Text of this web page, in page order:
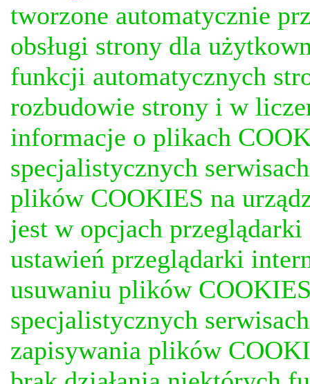
tworzone automatycznie
obsługi strony dla
funkcji automatycznych
rozbudowie strony i w
informacje o plikach
specjalistycznych
plików COOKIES na
jest w opcjach
ustawień przeglądarki
usuwaniu plików
specjalistycznych
zapisywania plików